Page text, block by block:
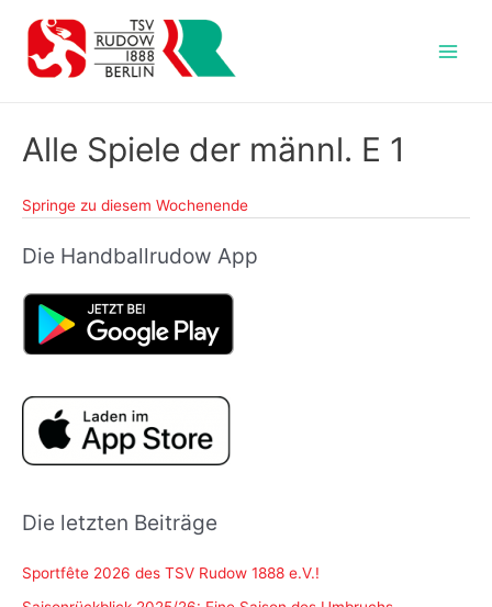
Inhalt
springen
Alle Spiele der männl. E 1
Springe zu diesem Wochenende
Die Handballrudow App
Die letzten Beiträge
Sportfête 2026 des TSV Rudow 1888 e.V.!